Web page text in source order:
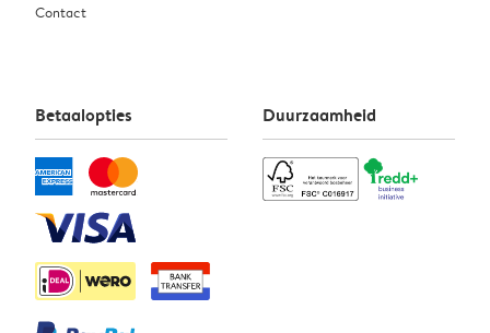
Contact
Betaalopties Duurzaamheid